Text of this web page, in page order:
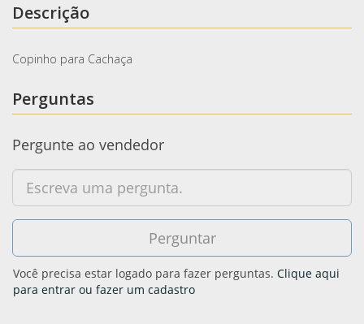
Descrição
Copinho para Cachaça
Perguntas
Pergunte ao vendedor
Você precisa estar logado para fazer perguntas. Clique aqui
para entrar ou fazer um cadastro